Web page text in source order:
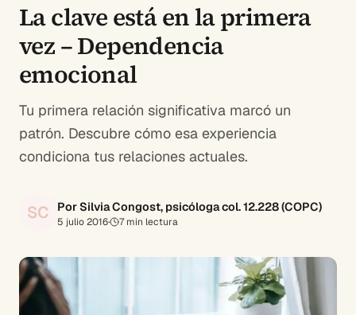
La clave está en la primera
vez – Dependencia
emocional
Tu primera relación significativa marcó un
patrón. Descubre cómo esa experiencia
condiciona tus relaciones actuales.
SC Por Silvia Congost, psicóloga col. 12.228 (COPC)
5 julio 2016· 7min lectura